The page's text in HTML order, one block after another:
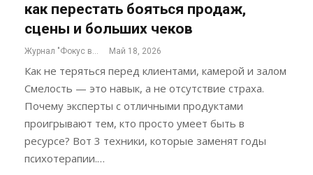
как перестать бояться продаж,
сцены и больших чеков
Журнал "Фокус внимания" Май 18, 2026
Как не теряться перед клиентами, камерой и залом
Смелость — это навык, а не отсутствие страха.
Почему эксперты с отличными продуктами
проигрывают тем, кто просто умеет быть в
ресурсе? Вот 3 техники, которые заменят годы
психотерапии.…